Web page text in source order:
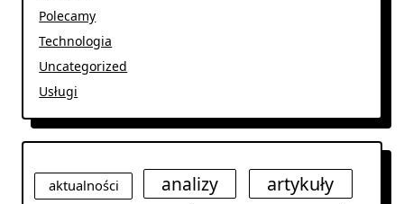
Polecamy
Technologia
Uncategorized
Usługi
aktualności analizy artykuły